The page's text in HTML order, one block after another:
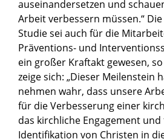
auseinandersetzen und
Arbeit verbessern müssen.“
Studie sei auch für die
Präventions- und
ein großer Kraftakt gewesen,
zeige sich: „Dieser Meilenstein
nehmen wahr, dass unsere
für die Verbesserung einer
das kirchliche Engagement
Identifikation von Christen in